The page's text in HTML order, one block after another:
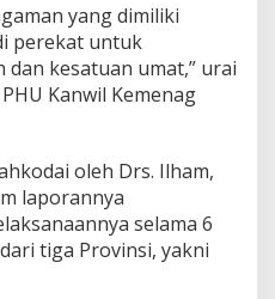
yang dimiliki
perekat untuk
kesatuan umat,” urai
Kanwil Kemenag
oleh Drs. Ilham,
laporannya
selama 6
tiga Provinsi, yakni